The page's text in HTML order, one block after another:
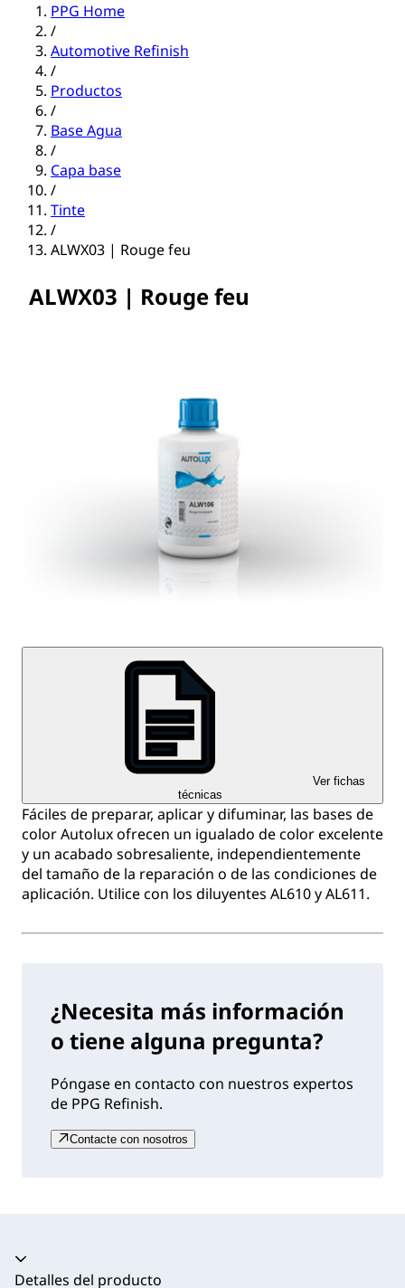
PPG Home
/
Automotive Refinish
/
Productos
/
Base Agua
/
Capa base
/
Tinte
/
ALWX03 | Rouge feu
ALWX03 | Rouge feu
Ver fichas
técnicas
Fáciles de preparar, aplicar y difuminar, las bases de
color Autolux ofrecen un igualado de color excelente
y un acabado sobresaliente, independientemente
del tamaño de la reparación o de las condiciones de
aplicación. Utilice con los diluyentes AL610 y AL611.
¿Necesita más información
o tiene alguna pregunta?
Póngase en contacto con nuestros expertos
de PPG Refinish.
Contacte con nosotros
Acordeón colapsado
Detalles del producto